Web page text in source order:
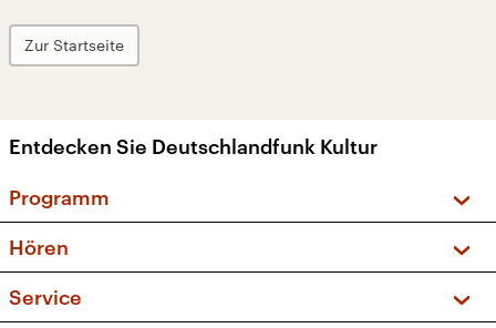
Zur Startseite
Entdecken Sie Deutschlandfunk Kultur
Programm
Sendungen und Podcasts
Musikliste
Hören
Service